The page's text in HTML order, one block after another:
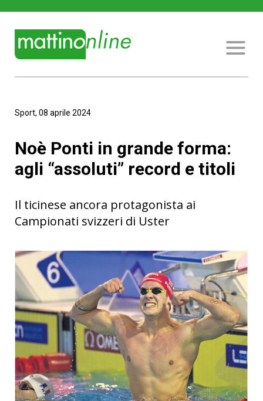
Sport, 08 aprile 2024
Noè Ponti in grande forma:
agli “assoluti” record e titoli
Il ticinese ancora protagonista ai
Campionati svizzeri di Uster